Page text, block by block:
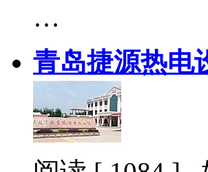
…
青岛捷源热电